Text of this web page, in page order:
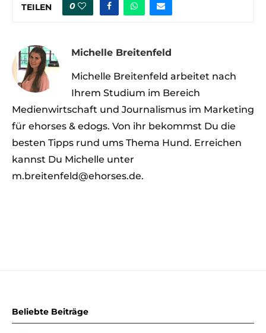
TEILEN 0
Michelle Breitenfeld
Michelle Breitenfeld arbeitet nach
Ihrem Studium im Bereich
Medienwirtschaft und Journalismus im Marketing
für ehorses & edogs. Von ihr bekommst Du die
besten Tipps rund ums Thema Hund. Erreichen
kannst Du Michelle unter
m.breitenfeld@ehorses.de.
Beliebte Beiträge